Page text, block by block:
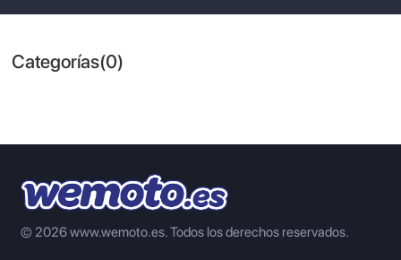
Categorías(0)
© 2026 www.wemoto.es.Todos los derechos reservados.